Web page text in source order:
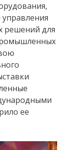
решений для
ее